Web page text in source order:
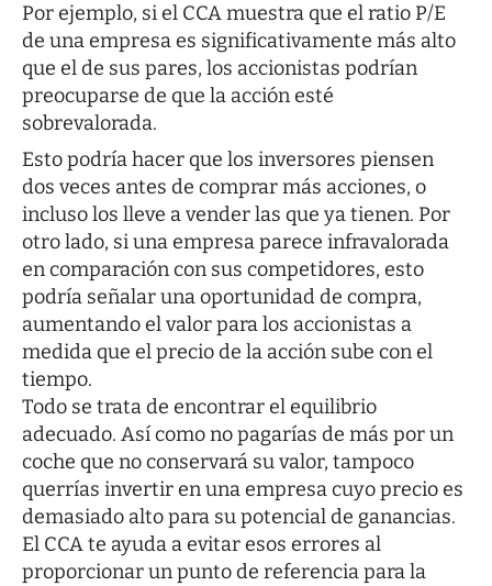
Por ejemplo, si el CCA muestra que el ratio P/E
de una empresa es significativamente más alto
que el de sus pares, los accionistas podrían
preocuparse de que la acción esté
sobrevalorada.
Esto podría hacer que los inversores piensen
dos veces antes de comprar más acciones, o
incluso los lleve a vender las que ya tienen. Por
otro lado, si una empresa parece infravalorada
en comparación con sus competidores, esto
podría señalar una oportunidad de compra,
aumentando el valor para los accionistas a
medida que el precio de la acción sube con el
tiempo.
Todo se trata de encontrar el equilibrio
adecuado. Así como no pagarías de más por un
coche que no conservará su valor, tampoco
querrías invertir en una empresa cuyo precio es
demasiado alto para su potencial de ganancias.
El CCA te ayuda a evitar esos errores al
proporcionar un punto de referencia para la